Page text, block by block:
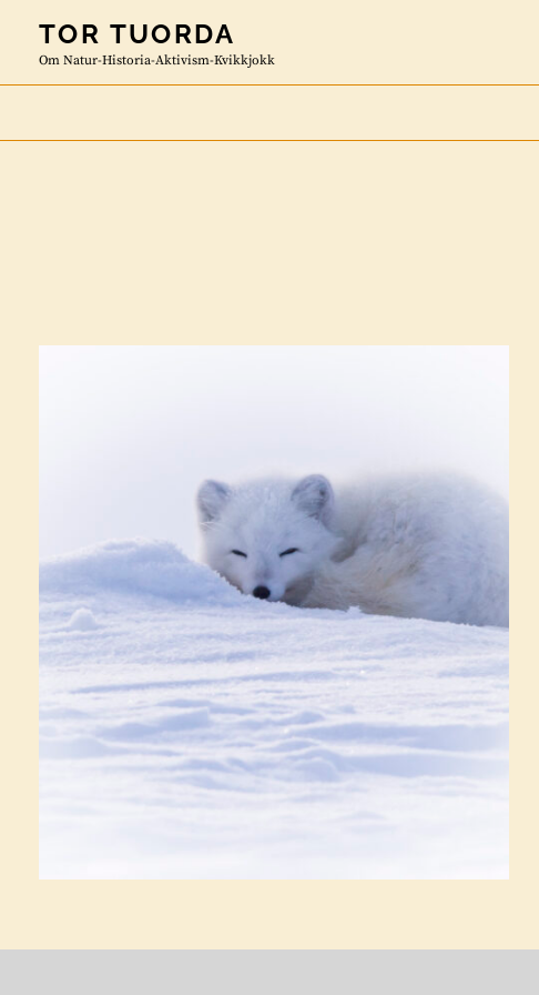
content
TOR TUORDA
Om Natur-Historia-Aktivism-Kvikkjokk